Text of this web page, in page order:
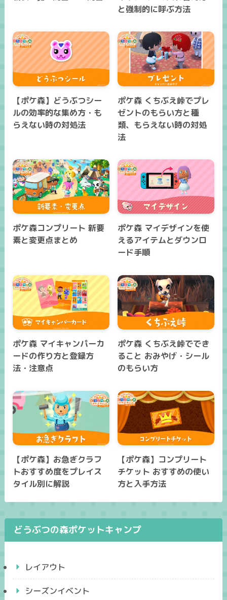
と強制的に呼ぶ方法
【ポケ森】どうぶつシー
ルの効率的な集め方・も
らえない時の対処法
ポケ森 くちぶえ峠でプレ
ゼントのもらい方と種
類、もらえない時の対処
法
ポケ森コンプリート 新要
素と変更点まとめ
ポケ森 マイデザインを使
えるアイテムとダウンロ
ード手順
ポケ森 マイキャンパーカ
ードの作り方と登録方
法・注意点
ポケ森 くちぶえ峠ででき
ること おみやげ・シール
のもらい方
【ポケ森】お急ぎクラフ
トおすすめ度をプレイス
タイル別に解説
【ポケ森】コンプリート
チケット おすすめの使い
方と入手方法
どうぶつの森ポケットキャンプ
レイアウト
シーズンイベント